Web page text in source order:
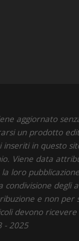
aggiornato
un prodotto
inseriti in questo
Viene data
loro
degli
e non per
devono
- 2025